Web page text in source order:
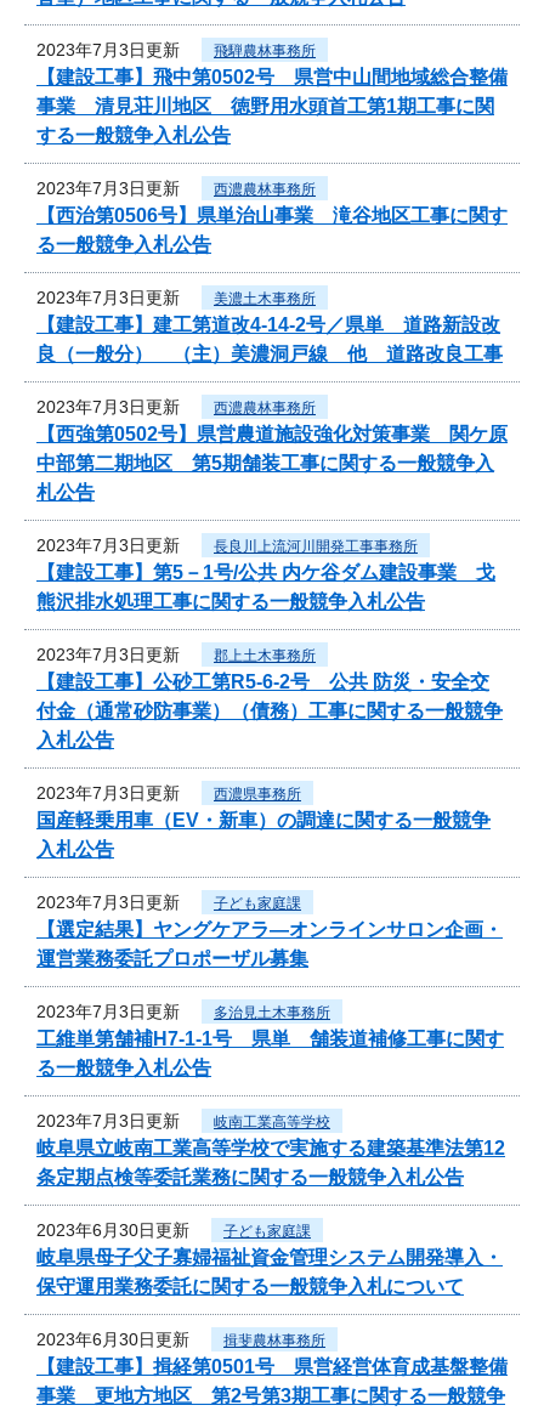
2023年7月3日更新 飛騨農林事務所
【建設工事】飛中第0502号 県営中山間地域総合整備
事業 清見荘川地区 徳野用水頭首工第1期工事に関
する一般競争入札公告
2023年7月3日更新 西濃農林事務所
【西治第0506号】県単治山事業 滝谷地区工事に関す
る一般競争入札公告
2023年7月3日更新 美濃土木事務所
【建設工事】建工第道改4-14-2号／県単 道路新設改
良（一般分） （主）美濃洞戸線 他 道路改良工事
2023年7月3日更新 西濃農林事務所
【西強第0502号】県営農道施設強化対策事業 関ケ原
中部第二期地区 第5期舗装工事に関する一般競争入
札公告
2023年7月3日更新 長良川上流河川開発工事事務所
【建設工事】第5－1号/公共 内ケ谷ダム建設事業 戈
熊沢排水処理工事に関する一般競争入札公告
2023年7月3日更新 郡上土木事務所
【建設工事】公砂工第R5-6-2号 公共 防災・安全交
付金（通常砂防事業）（債務）工事に関する一般競争
入札公告
2023年7月3日更新 西濃県事務所
国産軽乗用車（EV・新車）の調達に関する一般競争
入札公告
2023年7月3日更新 子ども家庭課
【選定結果】ヤングケアラ―オンラインサロン企画・
運営業務委託プロポーザル募集
2023年7月3日更新 多治見土木事務所
工維単第舗補H7-1-1号 県単 舗装道補修工事に関す
る一般競争入札公告
2023年7月3日更新 岐南工業高等学校
岐阜県立岐南工業高等学校で実施する建築基準法第12
条定期点検等委託業務に関する一般競争入札公告
2023年6月30日更新 子ども家庭課
岐阜県母子父子寡婦福祉資金管理システム開発導入・
保守運用業務委託に関する一般競争入札について
2023年6月30日更新 揖斐農林事務所
【建設工事】揖経第0501号 県営経営体育成基盤整備
事業 更地方地区 第2号第3期工事に関する一般競争